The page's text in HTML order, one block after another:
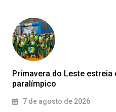
Primavera do Leste estreia
paralímpico
7 de agosto de 2026